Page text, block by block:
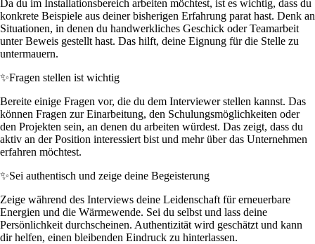
Da du im Installationsbereich arbeiten möchtest, ist es wichtig, dass du
konkrete Beispiele aus deiner bisherigen Erfahrung parat hast. Denk an
Situationen, in denen du handwerkliches Geschick oder Teamarbeit
unter Beweis gestellt hast. Das hilft, deine Eignung für die Stelle zu
untermauern.
✨Fragen stellen ist wichtig
Bereite einige Fragen vor, die du dem Interviewer stellen kannst. Das
können Fragen zur Einarbeitung, den Schulungsmöglichkeiten oder
den Projekten sein, an denen du arbeiten würdest. Das zeigt, dass du
aktiv an der Position interessiert bist und mehr über das Unternehmen
erfahren möchtest.
✨Sei authentisch und zeige deine Begeisterung
Zeige während des Interviews deine Leidenschaft für erneuerbare
Energien und die Wärmewende. Sei du selbst und lass deine
Persönlichkeit durchscheinen. Authentizität wird geschätzt und kann
dir helfen, einen bleibenden Eindruck zu hinterlassen.